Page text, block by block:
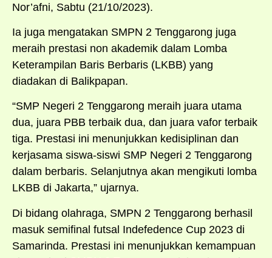
Nor’afni, Sabtu (21/10/2023).
Ia juga mengatakan SMPN 2 Tenggarong juga
meraih prestasi non akademik dalam Lomba
Keterampilan Baris Berbaris (LKBB) yang
diadakan di Balikpapan.
“SMP Negeri 2 Tenggarong meraih juara utama
dua, juara PBB terbaik dua, dan juara vafor terbaik
tiga. Prestasi ini menunjukkan kedisiplinan dan
kerjasama siswa-siswi SMP Negeri 2 Tenggarong
dalam berbaris. Selanjutnya akan mengikuti lomba
LKBB di Jakarta,” ujarnya.
Di bidang olahraga, SMPN 2 Tenggarong berhasil
masuk semifinal futsal Indefedence Cup 2023 di
Samarinda. Prestasi ini menunjukkan kemampuan